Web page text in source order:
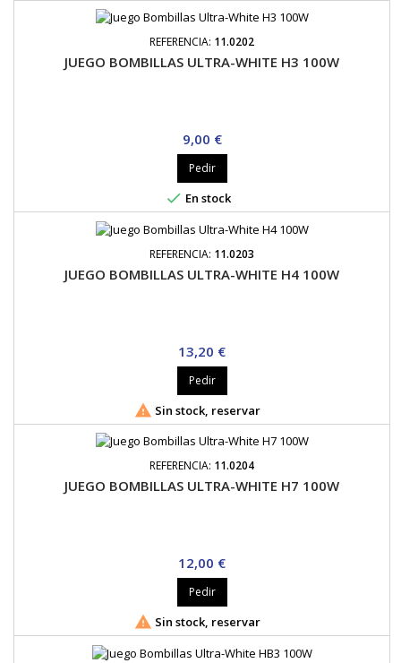
REFERENCIA: 11.0202
JUEGO BOMBILLAS ULTRA-WHITE H3 100W
Precio
9,00 €
Pedir
 En stock
REFERENCIA: 11.0203
JUEGO BOMBILLAS ULTRA-WHITE H4 100W
Precio
13,20 €
Pedir
 Sin stock, reservar
REFERENCIA: 11.0204
JUEGO BOMBILLAS ULTRA-WHITE H7 100W
Precio
12,00 €
Pedir
 Sin stock, reservar